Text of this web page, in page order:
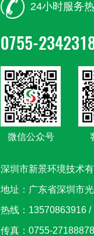
24小时服务热
0755-
微信公众号
深圳市新景环境技术
地址：广东省深圳市
热线：13570863916
传真：0755-27188878